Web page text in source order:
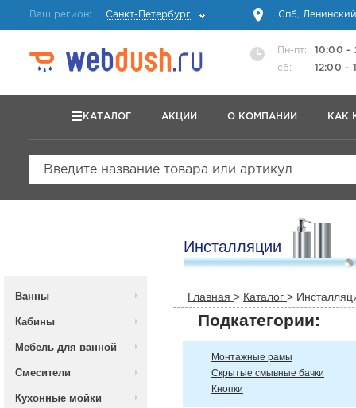
Ваш регион: Санкт-Петербург Спб,
Пн-пт:
10:00 -
сб:
12:00 -
КАТАЛОГ АКЦИИ О КОМПАНИИ КАК
Введите название товара или артикул
Инсталляции
Ванны
Кабины
Мебель для ванной
Смесители
Кухонные мойки
Главная > Каталог >
Подкатегории:
Монтажные рамы
Скрытые смывные бачки
Кнопки